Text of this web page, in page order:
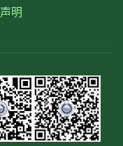
明